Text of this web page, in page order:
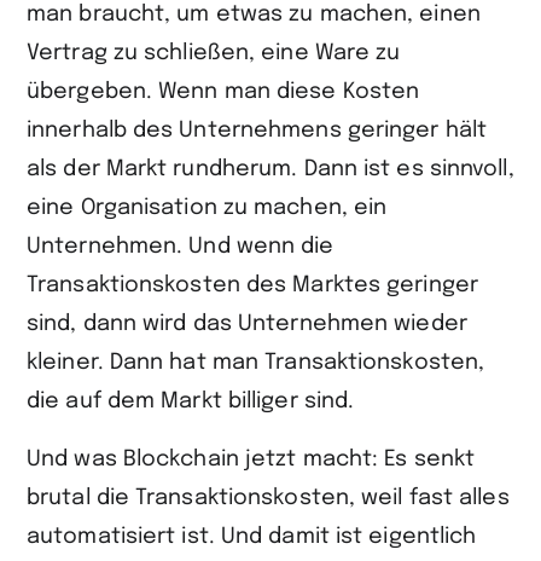
man braucht, um etwas zu machen, einen
Vertrag zu schließen, eine Ware zu
übergeben. Wenn man diese Kosten
innerhalb des Unternehmens geringer hält
als der Markt rundherum. Dann ist es sinnvoll,
eine Organisation zu machen, ein
Unternehmen. Und wenn die
Transaktionskosten des Marktes geringer
sind, dann wird das Unternehmen wieder
kleiner. Dann hat man Transaktionskosten,
die auf dem Markt billiger sind.
Und was Blockchain jetzt macht: Es senkt
brutal die Transaktionskosten, weil fast alles
automatisiert ist. Und damit ist eigentlich